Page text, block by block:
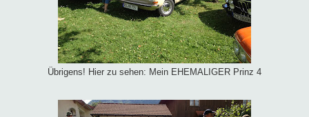
Übrigens! Hier zu sehen: Mein EHEMALIGER Prinz 4